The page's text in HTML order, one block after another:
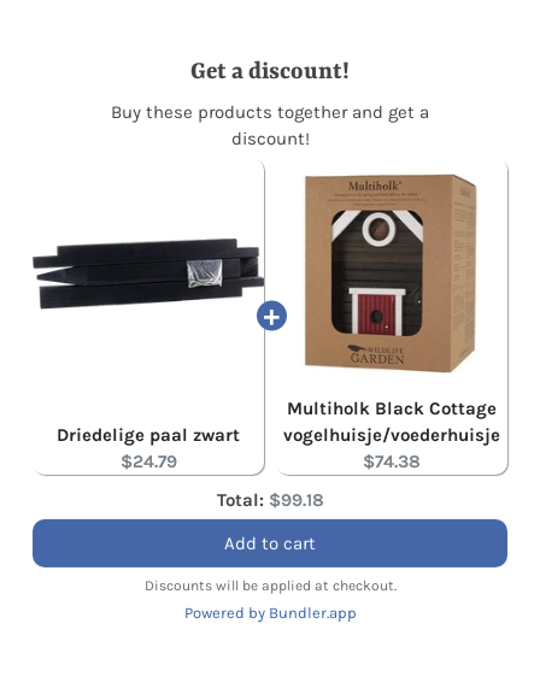
Get a discount!
Buy these products together and get a
discount!
Driedelige paal zwart
$24.79
Multiholk Black Cottage
vogelhuisje/voederhuisje
$74.38
Total: $99.18
Add to cart
Discounts will be applied at checkout.
Powered by Bundler.app